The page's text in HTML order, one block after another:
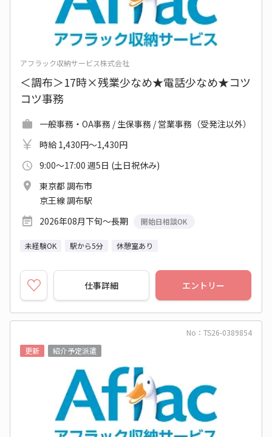
アフラック収納サービス株式会社
＜調布＞17時×残業少なめ★電話少なめ★コツ
コツ事務
一般事務・OA事務 / 生保事務 / 営業事務（受発注以外）
時給 1,430円～1,430円
9:00～17:00 週5日 (土日祝休み)
東京都 調布市
京王線 調布駅
2026年08月下旬～長期
開始日相談OK
未経験OK 駅から5分 休憩室あり
仕事詳細 エントリー
No：TS26-0389854
更新
紹介予定派遣